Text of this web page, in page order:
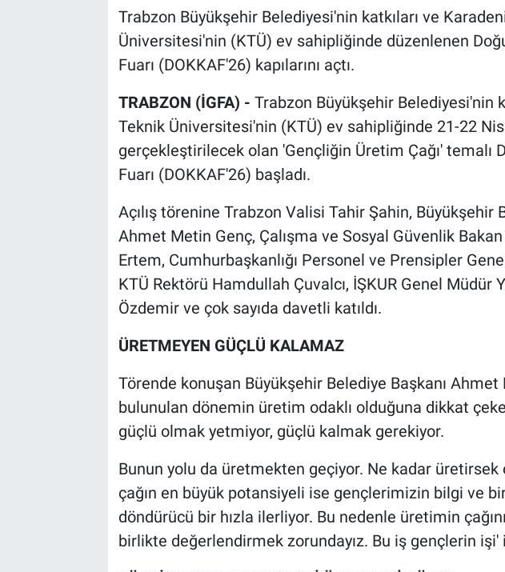
Trabzon Büyükşehir Belediyesi'nin katkıları ve
Üniversitesi'nin (KTÜ) ev sahipliğinde düzenlenen
Fuarı (DOKKAF'26) kapılarını açtı.
TRABZON (İGFA) - Trabzon Büyükşehir Belediyesi'nin
Teknik Üniversitesi'nin (KTÜ) ev sahipliğinde 21-22
gerçekleştirilecek olan 'Gençliğin Üretim Çağı' temalı
Fuarı (DOKKAF'26) başladı.
Açılış törenine Trabzon Valisi Tahir Şahin, Büyükşehir
Ahmet Metin Genç, Çalışma ve Sosyal Güvenlik Bakan
Ertem, Cumhurbaşkanlığı Personel ve Prensipler
KTÜ Rektörü Hamdullah Çuvalcı, İŞKUR Genel Müdür
Özdemir ve çok sayıda davetli katıldı.
ÜRETMEYEN GÜÇLÜ KALAMAZ
Törende konuşan Büyükşehir Belediye Başkanı
bulunulan dönemin üretim odaklı olduğuna dikkat
güçlü olmak yetmiyor, güçlü kalmak gerekiyor.
Bunun yolu da üretmekten geçiyor. Ne kadar üretirsek
çağın en büyük potansiyeli ise gençlerimizin bilgi ve
döndürücü bir hızla ilerliyor. Bu nedenle üretimin
birlikte değerlendirmek zorundayız. Bu iş gençlerin işi'